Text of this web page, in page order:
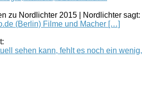
zu Nordlichter 2015 | Nordlichter sagt:
(Berlin) Filme und Macher […]
sehen kann, fehlt es noch ein wenig,